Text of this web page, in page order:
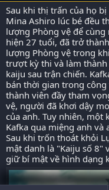
Sau khi thị trấn của họ
Mina Ashiro lúc bé đều
lượng Phòng vệ để
hiện 27 tuổi, đã trở
lượng Phòng vệ trong
trượt kỳ thi và làm
kaiju sau trận chiến.
bán thời gian trong
thành viên đầy tham
vệ, người đã khơi dậy
của anh. Tuy nhiên, một
Kafka qua miệng anh và
Sau khi trốn thoát khỏi
mật danh là "Kaiju số 8"
giữ bí mật về hình dạng